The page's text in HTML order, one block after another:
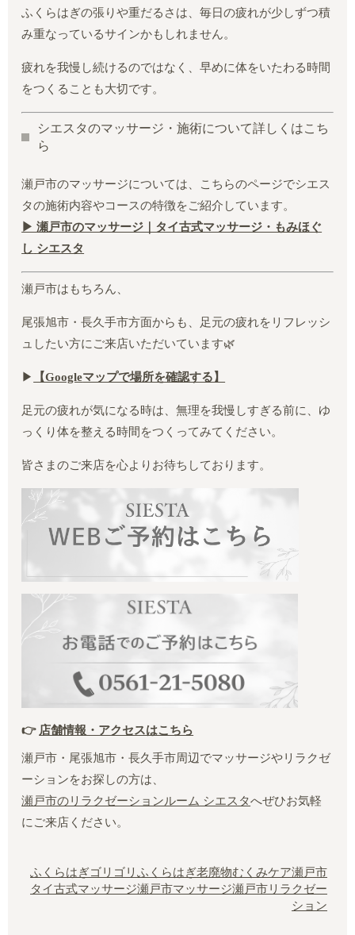
ふくらはぎの張りや重だるさは、毎日の疲れが少しずつ積
み重なっているサインかもしれません。
疲れを我慢し続けるのではなく、早めに体をいたわる時間
をつくることも大切です。
シエスタのマッサージ・施術について詳しくはこち
ら
瀬戸市のマッサージについては、こちらのページでシエス
タの施術内容やコースの特徴をご紹介しています。
▶瀬戸市のマッサージ｜タイ古式マッサージ・もみほぐ
し シエスタ
瀬戸市はもちろん、
尾張旭市・長久手市方面からも、足元の疲れをリフレッシ
ュしたい方にご来店いただいています🌿
▶︎ 【Googleマップで場所を確認する】
足元の疲れが気になる時は、無理を我慢しすぎる前に、ゆ
っくり体を整える時間をつくってみてください。
皆さまのご来店を心よりお待ちしております。
👉 店舗情報・アクセスはこちら
瀬戸市・尾張旭市・長久手市周辺でマッサージやリラクゼ
ーションをお探しの方は、
瀬戸市のリラクゼーションルーム シエスタへぜひお気軽
にご来店ください。
ふくらはぎゴリゴリふくらはぎ老廃物むくみケア瀬戸市
タイ古式マッサージ瀬戸市マッサージ瀬戸市リラクゼー
ション